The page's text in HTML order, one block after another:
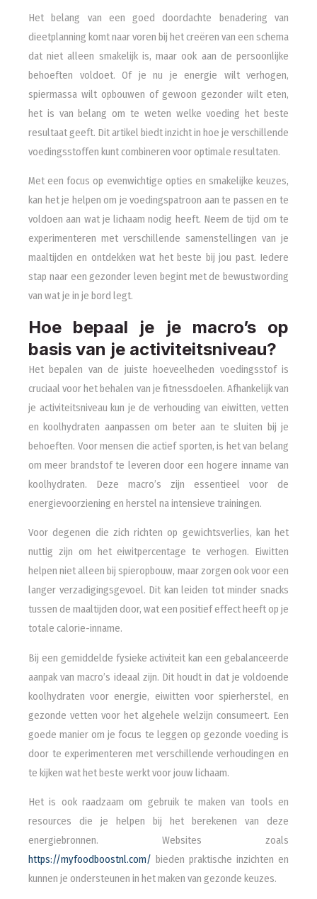
Het belang van een goed doordachte benadering van
dieetplanning komt naar voren bij het creëren van een schema
dat niet alleen smakelijk is, maar ook aan de persoonlijke
behoeften voldoet. Of je nu je energie wilt verhogen,
spiermassa wilt opbouwen of gewoon gezonder wilt eten,
het is van belang om te weten welke voeding het beste
resultaat geeft. Dit artikel biedt inzicht in hoe je verschillende
voedingsstoffen kunt combineren voor optimale resultaten.
Met een focus op evenwichtige opties en smakelijke keuzes,
kan het je helpen om je voedingspatroon aan te passen en te
voldoen aan wat je lichaam nodig heeft. Neem de tijd om te
experimenteren met verschillende samenstellingen van je
maaltijden en ontdekken wat het beste bij jou past. Iedere
stap naar een gezonder leven begint met de bewustwording
van wat je in je bord legt.
Hoe bepaal je je macro’s op
basis van je activiteitsniveau?
Het bepalen van de juiste hoeveelheden voedingsstof is
cruciaal voor het behalen van je fitnessdoelen. Afhankelijk van
je activiteitsniveau kun je de verhouding van eiwitten, vetten
en koolhydraten aanpassen om beter aan te sluiten bij je
behoeften. Voor mensen die actief sporten, is het van belang
om meer brandstof te leveren door een hogere inname van
koolhydraten. Deze macro’s zijn essentieel voor de
energievoorziening en herstel na intensieve trainingen.
Voor degenen die zich richten op gewichtsverlies, kan het
nuttig zijn om het eiwitpercentage te verhogen. Eiwitten
helpen niet alleen bij spieropbouw, maar zorgen ook voor een
langer verzadigingsgevoel. Dit kan leiden tot minder snacks
tussen de maaltijden door, wat een positief effect heeft op je
totale calorie-inname.
Bij een gemiddelde fysieke activiteit kan een gebalanceerde
aanpak van macro’s ideaal zijn. Dit houdt in dat je voldoende
koolhydraten voor energie, eiwitten voor spierherstel, en
gezonde vetten voor het algehele welzijn consumeert. Een
goede manier om je focus te leggen op gezonde voeding is
door te experimenteren met verschillende verhoudingen en
te kijken wat het beste werkt voor jouw lichaam.
Het is ook raadzaam om gebruik te maken van tools en
resources die je helpen bij het berekenen van deze
energiebronnen. Websites zoals
https://myfoodboostnl.com/ bieden praktische inzichten en
kunnen je ondersteunen in het maken van gezonde keuzes.